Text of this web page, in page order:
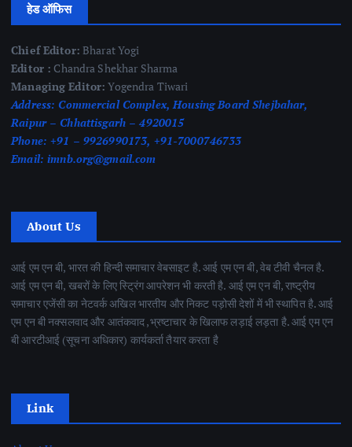
हेड ऑफिस
Chief Editor: Bharat Yogi
Editor : Chandra Shekhar Sharma
Managing Editor: Yogendra Tiwari
Address: Commercial Complex, Housing Board Shejbahar,
Raipur – Chhattisgarh – 4920015
Phone: +91 – 9926990173, +91-7000746733
Email: imnb.org@gmail.com
About Us
आई एम एन बी, भारत की हिन्दी समाचार वेबसाइट है. आई एम एन बी, वेब टीवी चैनल है.
आई एम एन बी, खबरों के लिए स्ट्रिंग आपरेशन भी करती है. आई एम एन बी, राष्ट्रीय
समाचार एजेंसी का नेटवर्क अखिल भारतीय और निकट पड़ोसी देशों में भी स्थापित है. आई
एम एन बी नक्सलवाद और आतंकवाद ,भ्रष्टाचार के खिलाफ लड़ाई लड़ता है. आई एम एन
बी आरटीआई (सूचना अधिकार) कार्यकर्ता तैयार करता है
Link